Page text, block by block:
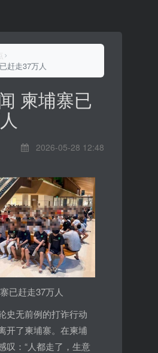
赶走37万人
柬埔寨已
2026-05-28 12:48
已赶走37万人
史无前例的打诈行动
开了柬埔寨。在柬埔
叹：“人都走了，生意